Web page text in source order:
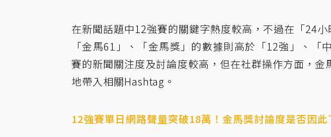
在新聞話題中12強賽的關鍵字熱度較高，不過在「24
「金馬61」、「金馬獎」的數據則高於「12強」、「
賽的新聞關注度及討論度較高，但在社群操作方面，
地帶入相關Hashtag。
12強賽單日網路聲量突破18萬！金馬獎討論度是否因此